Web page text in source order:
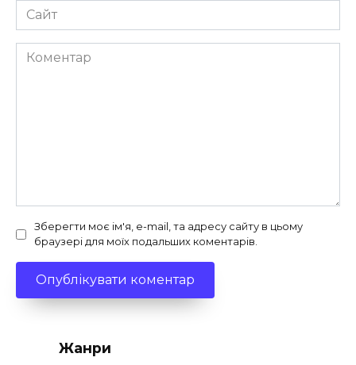
Сайт
Коментар
Зберегти моє ім'я, e-mail, та адресу сайту в цьому
браузері для моїх подальших коментарів.
Жанри